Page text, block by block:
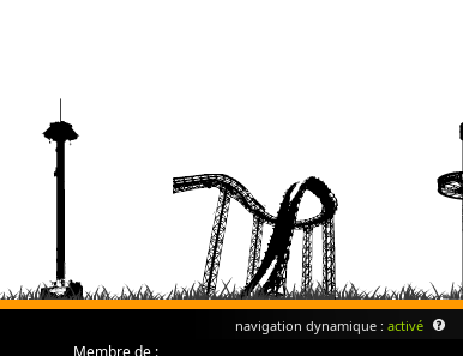
navigation dynamique : activé
Membre de :